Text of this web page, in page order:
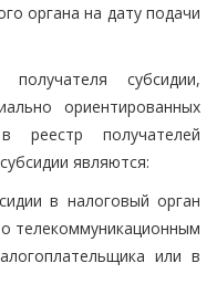
органа на дату подачи
субсидии,
ориентированных
реестр получателей
являются:
в налоговый орган
телекоммуникационным
или в